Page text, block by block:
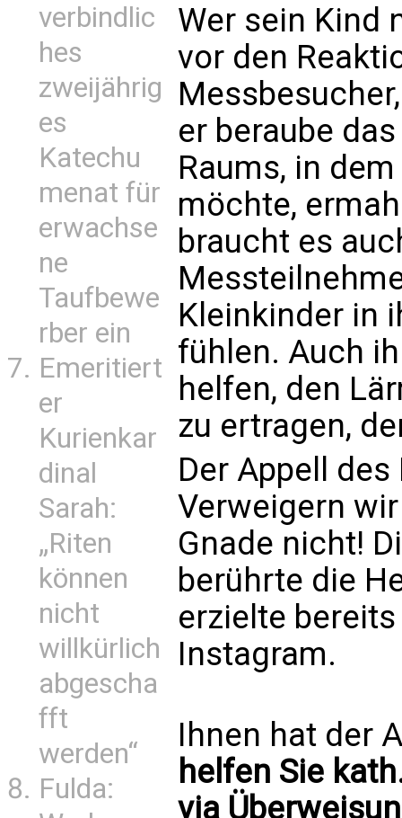
verbindlic
hes
zweijährig
es
Katechu
menat für
erwachse
ne
Taufbewe
rber ein
Emeritiert
er
Kurienkar
dinal
Sarah:
„Riten
können
nicht
willkürlich
abgescha
fft
werden“
Fulda:
Wer sein Kind
vor den
er beraube
Raums, in
möchte,
braucht es
Kleinkinder in
fühlen. Auch
helfen, den
zu ertragen,
Der Appell
Verweigern
Gnade nicht!
berührte die
erzielte
Instagram.
Ihnen hat der
helfen Sie
via